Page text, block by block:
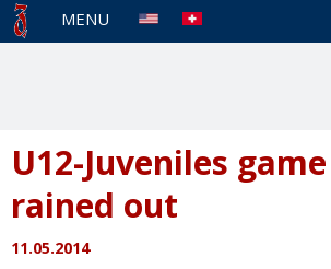
MENU
U12-Juveniles
rained out
11.05.2014